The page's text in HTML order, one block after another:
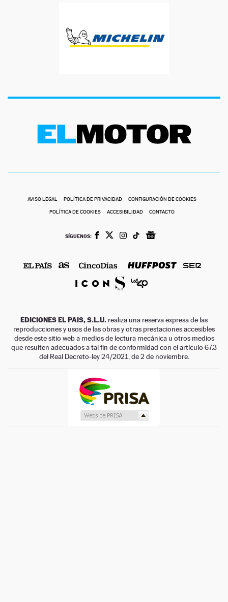
AVISO LEGAL POLÍTICA DE PRIVACIDAD CONFIGURACIÓN DE COOKIES
POLÍTICA DE COOKIES ACCESIBILIDAD CONTACTO
SÍGUENOS:
EDICIONES EL PAIS, S.L.U. realiza una reserva expresa de las
reproducciones y usos de las obras y otras prestaciones accesibles
desde este sitio web a medios de lectura mecánica u otros medios
que resulten adecuados a tal fin de conformidad con el artículo 67.3
del Real Decreto-ley 24/2021, de 2 de noviembre.